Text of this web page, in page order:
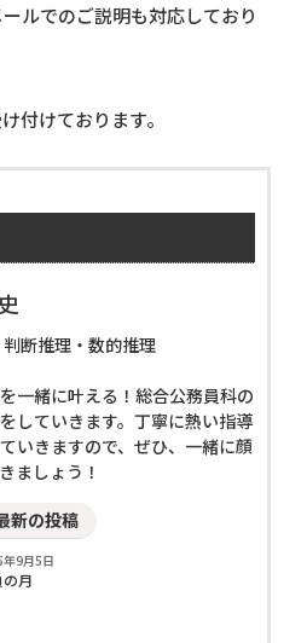
ルでのご説明も対応しており
付けております。
断推理・数的推理
一緒に叶える！総合公務員科の
していきます。丁寧に熱い指導
いきますので、ぜひ、一緒に顔
ましょう！
新の投稿
9月5日
月